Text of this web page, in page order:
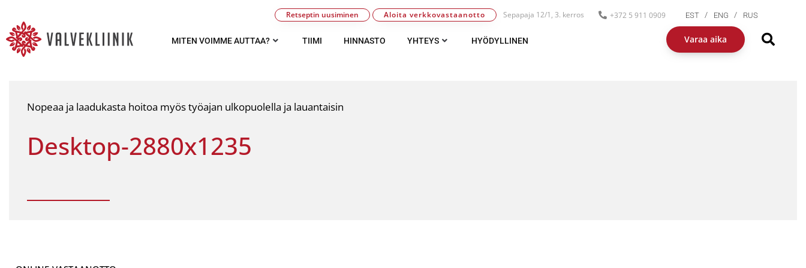
Retseptin uusiminen Aloita verkkovastaanotto Sepapaja 12/1, 3. kerros +372 5 911 0909 EST ENG RUS
MITEN VOIMME AUTTAA? TIIMI HINNASTO YHTEYS HYÖDYLLINEN Varaa aika
Nopeaa ja laadukasta hoitoa myös työajan ulkopuolella ja lauantaisin
Desktop-2880x1235